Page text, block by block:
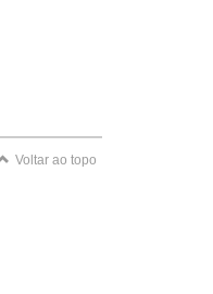
Voltar ao topo